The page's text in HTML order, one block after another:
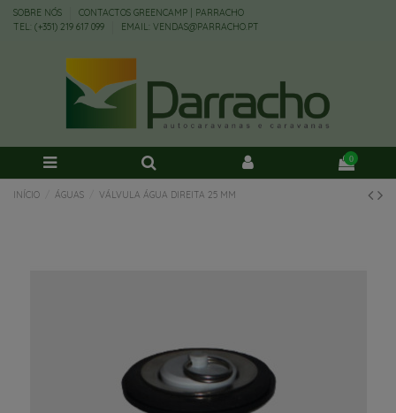
SOBRE NÓS
CONTACTOS GREENCAMP | PARRACHO
TEL: (+351) 219 617 099
EMAIL: VENDAS@PARRACHO.PT
0
INÍCIO ÁGUAS VÁLVULA ÁGUA DIREITA 25 MM